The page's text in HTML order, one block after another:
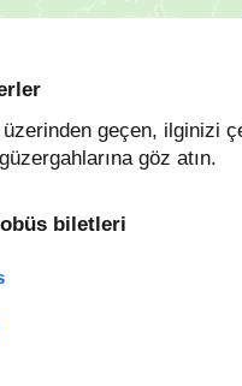
geçen, ilginizi
göz atın.
biletleri